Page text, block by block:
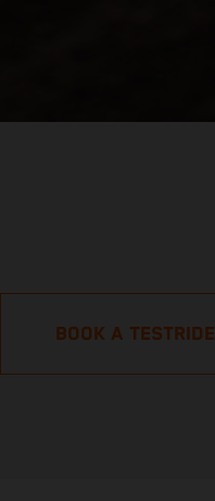
BOOK A TESTRIDE